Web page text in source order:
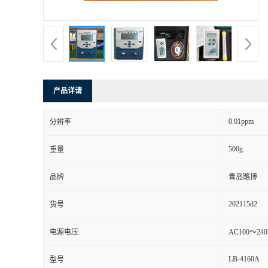
产品详请
分辨率 0.01ppm
重量 500g
品牌 青岛路博
货号 202115d2
电源电压 AC100～
型号 LB-4160A